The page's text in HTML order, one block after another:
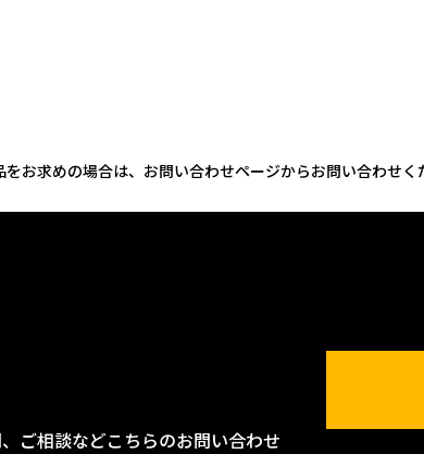
お求めの場合は、お問い合わせページからお問い合わせく
ご相談などこちらのお問い合わせ